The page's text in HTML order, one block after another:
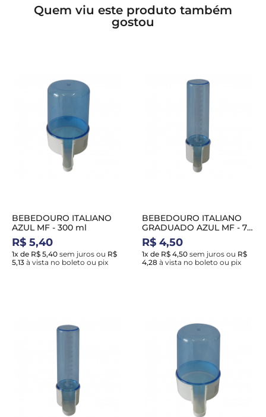
Quem viu este produto também
gostou
BEBEDOURO ITALIANO
AZUL MF - 300 ml
R$ 5,40
1x de R$ 5,40 sem juros ou R$
5,13 à vista no boleto ou pix
BEBEDOURO ITALIANO
GRADUADO AZUL MF - 75
ml
R$ 4,50
1x de R$ 4,50 sem juros ou R$
4,28 à vista no boleto ou pix